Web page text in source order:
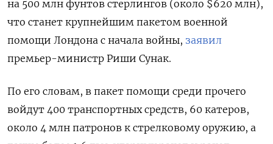
на 500 млн фунтов стерлингов (около $620 млн),
что станет крупнейшим пакетом военной
помощи Лондона с начала войны, заявил
премьер-министр Риши Сунак.
По его словам, в пакет помощи среди прочего
войдут 400 транспортных средств, 60 катеров,
около 4 млн патронов к стрелковому оружию, а